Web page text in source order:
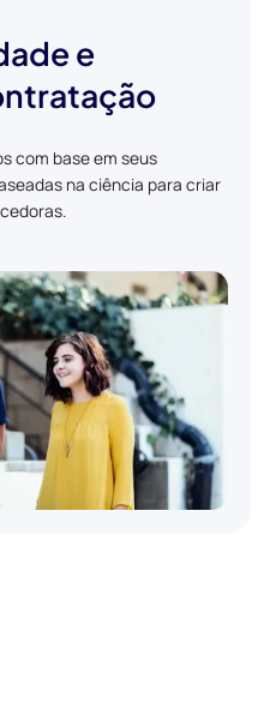
e
com base em seus
na ciência para criar